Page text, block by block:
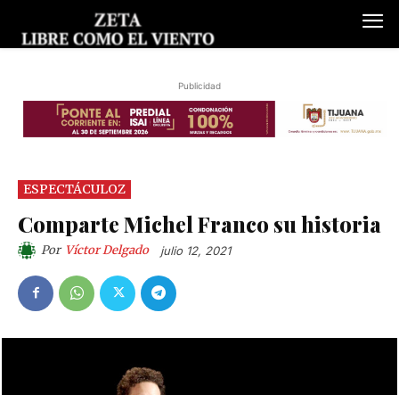
Publicidad
ESPECTÁCULOZ
Comparte Michel Franco su historia
Por Víctor Delgado julio 12, 2021